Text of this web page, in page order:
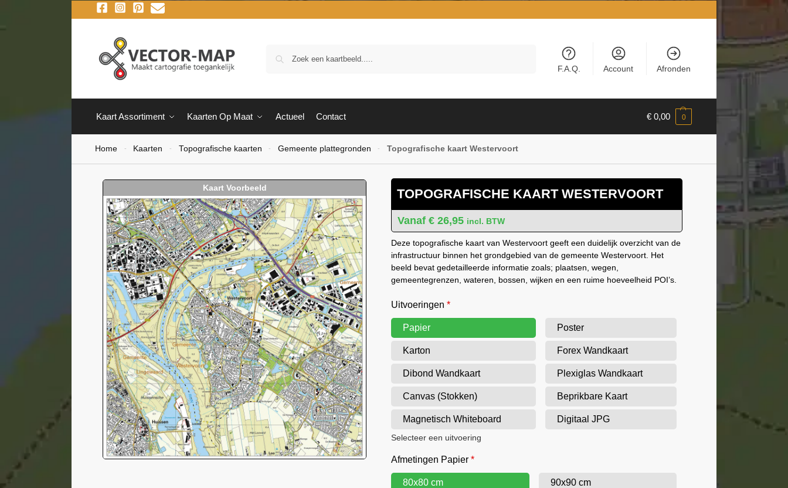
F.A.Q. Account Afronden
Kaart Assortiment Kaarten Op Maat Actueel Contact € 0,00 0
Home - Kaarten - Topografische kaarten - Gemeente plattegronden - Topografische kaart Westervoort
TOPOGRAFISCHE KAART WESTERVOORT
€ 26,95 incl. BTW
Deze topografische kaart van Westervoort geeft een duidelijk overzicht van de
infrastructuur binnen het grondgebied van de gemeente Westervoort. Het
beeld bevat gedetailleerde informatie zoals; plaatsen, wegen,
gemeentegrenzen, wateren, bossen, wijken en een ruime hoeveelheid POI’s.
Uitvoeringen *
Papier Poster
Karton Forex Wandkaart
Dibond Wandkaart Plexiglas Wandkaart
Canvas (Stokken) Beprikbare Kaart
Magnetisch Whiteboard Digitaal JPG
Selecteer een uitvoering
Afmetingen Papier *
80x80 cm 90x90 cm